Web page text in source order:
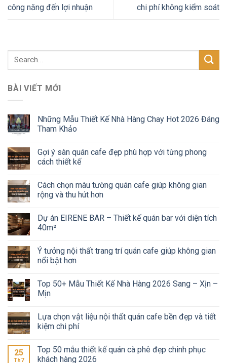
công năng đến lợi nhuận
chi phí không kiểm soát
BÀI VIẾT MỚI
Những Mẫu Thiết Kế Nhà Hàng Chay Hot 2026 Đáng
Tham Khảo
Gợi ý sàn quán cafe đẹp phù hợp với từng phong
cách thiết kế
Cách chọn màu tường quán cafe giúp không gian
rộng và thu hút hơn
Dự án EIRENE BAR – Thiết kế quán bar với diện tích
40m²
Ý tưởng nội thất trang trí quán cafe giúp không gian
nổi bật hơn
Top 50+ Mẫu Thiết Kế Nhà Hàng 2026 Sang – Xịn –
Mịn
Lựa chọn vật liệu nội thất quán cafe bền đẹp và tiết
kiệm chi phí
25
Th7
Top 50 mẫu thiết kế quán cà phê đẹp chinh phục
khách hàng 2026